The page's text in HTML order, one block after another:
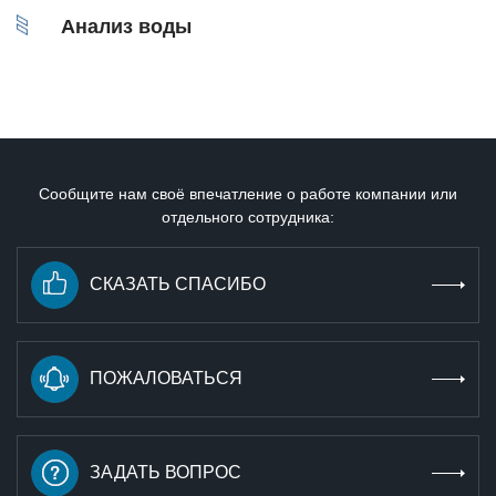
Анализ воды
Сообщите нам своё впечатление о работе компании или
отдельного сотрудника:
СКАЗАТЬ СПАСИБО
ПОЖАЛОВАТЬСЯ
ЗАДАТЬ ВОПРОС